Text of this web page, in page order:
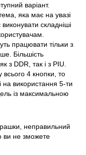
варіант.
яка має на увазі
складніші
працювати тільки з
Більшість
з DDR, так і з PIU.
4 кнопки, то
на використання 5-ти
із максимальною
неправильний
ви не зможете